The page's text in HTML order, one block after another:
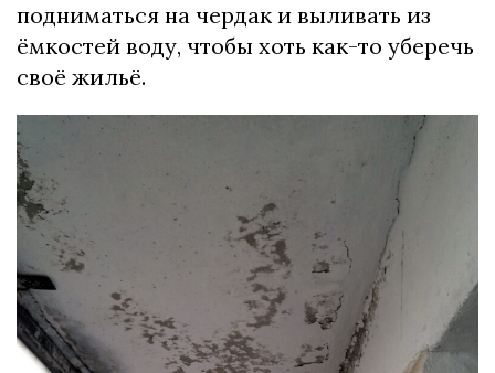
подниматься на чердак и выливать из
ёмкостей воду, чтобы хоть как-то уберечь
своё жильё.